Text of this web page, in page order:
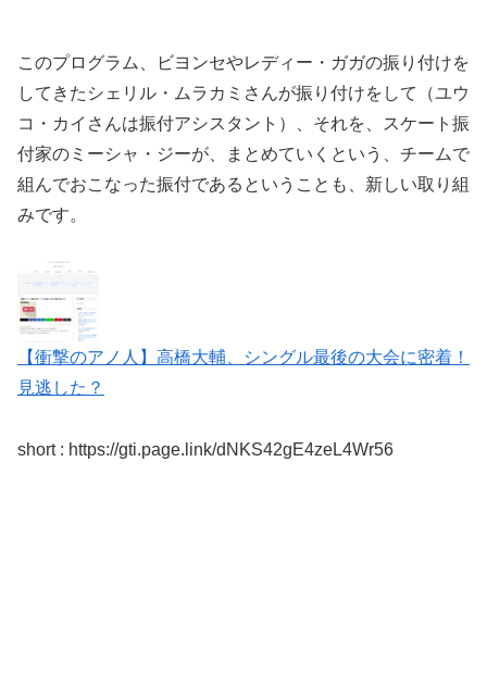
このプログラム、ビヨンセやレディー・ガガの振り付けを
してきたシェリル・ムラカミさんが振り付けをして（ユウ
コ・カイさんは振付アシスタント）、それを、スケート振
付家のミーシャ・ジーが、まとめていくという、チームで
組んでおこなった振付であるということも、新しい取り組
みです。
【衝撃のアノ人】高橋大輔、シングル最後の大会に密着！
見逃した？
short : https://gti.page.link/dNKS42gE4zeL4Wr56